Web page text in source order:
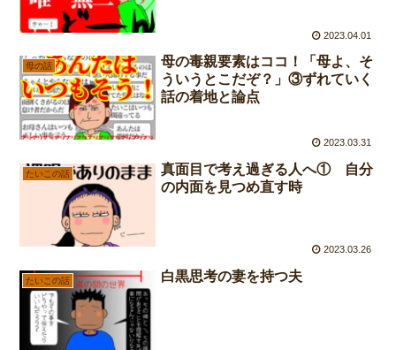
2023.04.01
母の話
母の毒親要素はココ！「母よ、そ
ういうとこだぞ？」③ずれていく
話の着地と論点
2023.03.31
たいこの話
真面目で考え過ぎる人へ① 自分
の内面を見つめ直す時
2023.03.26
たいこの話 白黒思考の妻を持つ夫